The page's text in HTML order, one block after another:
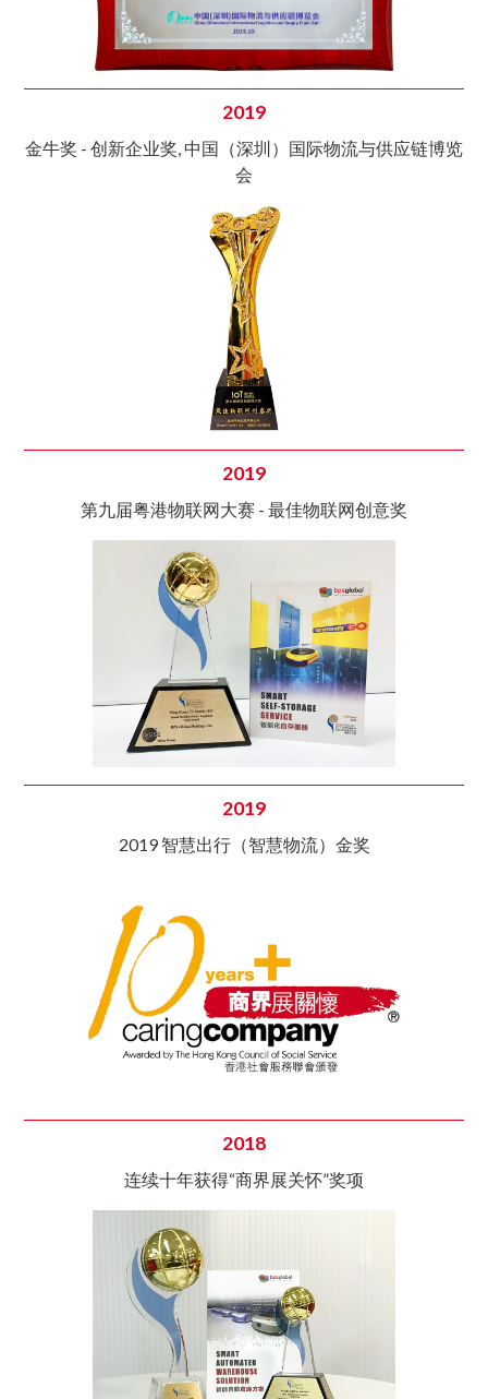
2019
金牛奖 - 创新企业奖, 中国（深圳）国际物流与供应链博览
会
2019
第九届粤港物联网大赛 - 最佳物联网创意奖
2019
2019 智慧出行（智慧物流）金奖
2018
连续十年获得“商界展关怀”奖项